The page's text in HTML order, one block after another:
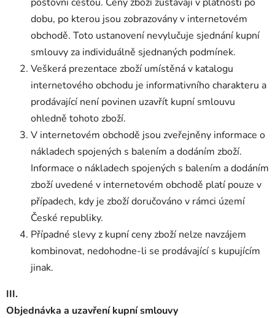
dobu, po kterou jsou zobrazovány v internetovém
obchodě. Toto ustanovení nevylučuje sjednání kupní
smlouvy za individuálně sjednaných podmínek.
Veškerá prezentace zboží umístěná v katalogu
internetového obchodu je informativního charakteru a
prodávající není povinen uzavřít kupní smlouvu
ohledně tohoto zboží.
V internetovém obchodě jsou zveřejněny informace o
nákladech spojených s balením a dodáním zboží.
Informace o nákladech spojených s balením a dodáním
zboží uvedené v internetovém obchodě platí pouze v
případech, kdy je zboží doručováno v rámci území
České republiky.
Případné slevy z kupní ceny zboží nelze navzájem
kombinovat, nedohodne-li se prodávající s kupujícím
jinak.
III.
Objednávka a uzavření kupní smlouvy